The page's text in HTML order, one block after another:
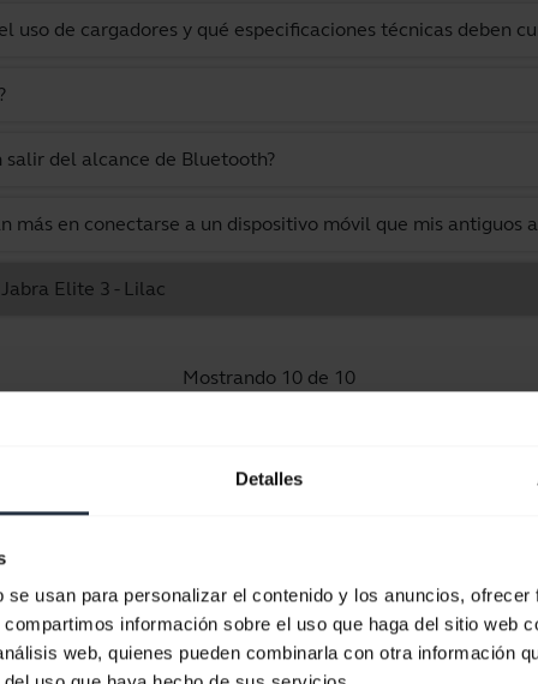
Detalles
usan para personalizar el contenido y los anuncios,
información sobre el uso que haga del sitio web
web, quienes pueden combinarla con otra información
uso de cargadores y qué especificaciones técnicas deben
salir del alcance de Bluetooth?
más en conectarse a un dispositivo móvil que mis antiguos
Elite 3 - Lilac
Mostrando 10 de 10
Guía de inicio rápido
Multilingüe